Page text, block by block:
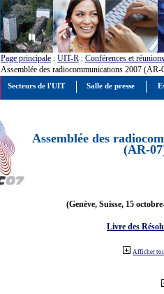
Page principale : UIT-R : Conférences et réunions
Assemblée des radiocommunications 2007 (AR-
Assemblée des
(AR-
(Genève, Suisse, 15
Livre des
Afficher
Secteurs de l'UIT Salle de presse